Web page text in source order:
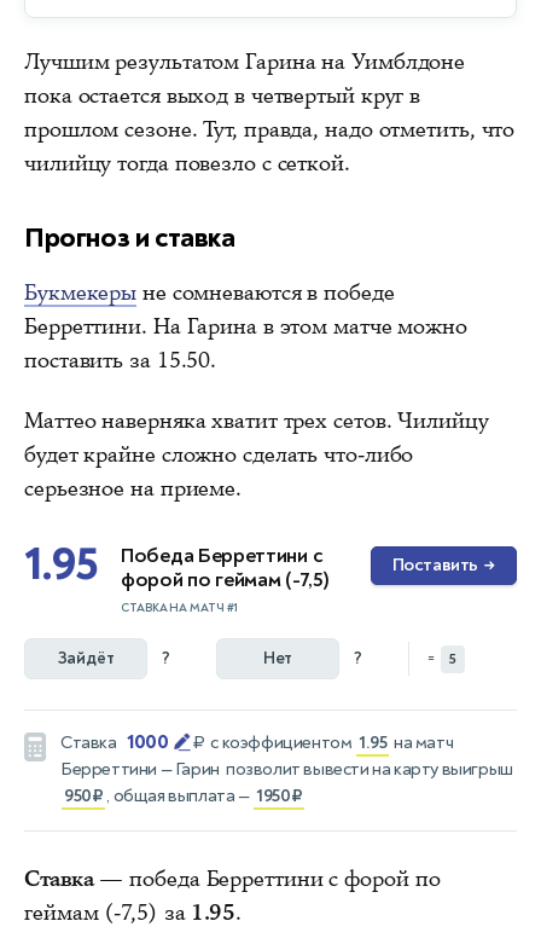
Лучшим результатом Гарина на Уимблдоне
пока остается выход в четвертый круг в
прошлом сезоне. Тут, правда, надо отметить, что
чилийцу тогда повезло с сеткой.
Прогноз и ставка
Букмекеры не сомневаются в победе
Берреттини. На Гарина в этом матче можно
поставить за 15.50.
Маттео наверняка хватит трех сетов. Чилийцу
будет крайне сложно сделать что-либо
серьезное на приеме.
1.95
Победа Берреттини с
форой по геймам (-7,5)
СТАВКА НА МАТЧ #1
Поставить →
Зайдёт ? Нет ? = 5
Ставка 1000 ₽ с коэффициентом 1.95 на матч
Берреттини — Гарин позволит вывести на карту выигрыш
950₽ , общая выплата — 1950₽
Ставка— победа Берреттини с форой по
геймам (-7,5) за 1.95.